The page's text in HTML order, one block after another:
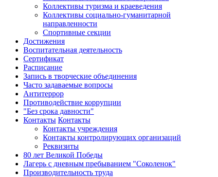
Коллективы туризма и краеведения
Коллективы социально-гуманитарной
направленности
Спортивные секции
Достижения
Воспитательная деятельность
Cертификат
Расписание
Запись в творческие объединения
Часто задаваемые вопросы
Антитеррор
Противодействие коррупции
"Без срока давности"
Контакты Контакты
Контакты учреждения
Контакты контролирующих организаций
Реквизиты
80 лет Великой Победы
Лагерь с дневным пребыванием "Соколенок"
Производительность труда